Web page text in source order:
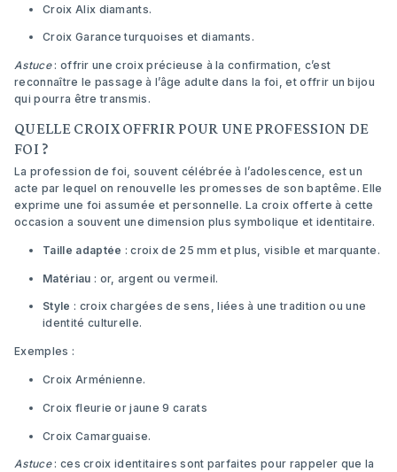
Croix Alix diamants.
Croix Garance turquoises et diamants .
Astuce: offrir une croix précieuse à la confirmation, c’est
reconnaître le passage à l’âge adulte dans la foi, et offrir un bijou
qui pourra être transmis.
QUELLE CROIX OFFRIR POUR UNE PROFESSION DE
FOI ?
La profession de foi, souvent célébrée à l’adolescence, est un
acte par lequel on renouvelle les promesses de son baptême. Elle
exprime une foi assumée et personnelle. La croix offerte à cette
occasion a souvent une dimension plus symbolique et identitaire.
Taille adaptée : croix de 25 mm et plus, visible et marquante.
Matériau : or, argent ou vermeil.
Style : croix chargées de sens, liées à une tradition ou une
identité culturelle.
Exemples :
Croix Arménienne.
Croix fleurie or jaune 9 carats
Croix Camarguaise.
Astuce: ces croix identitaires sont parfaites pour rappeler que la